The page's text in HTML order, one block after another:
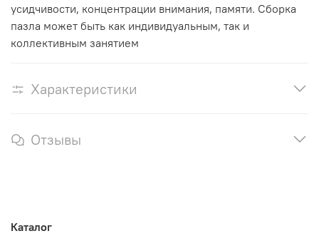
усидчивости, концентрации внимания, памяти. Сборка
пазла может быть как индивидуальным, так и
коллективным занятием
Характеристики
Отзывы
Каталог